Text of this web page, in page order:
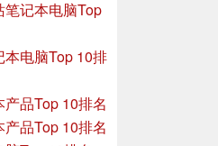
记本电脑Top
电脑Top 10排
品Top 10排名
品Top 10排名